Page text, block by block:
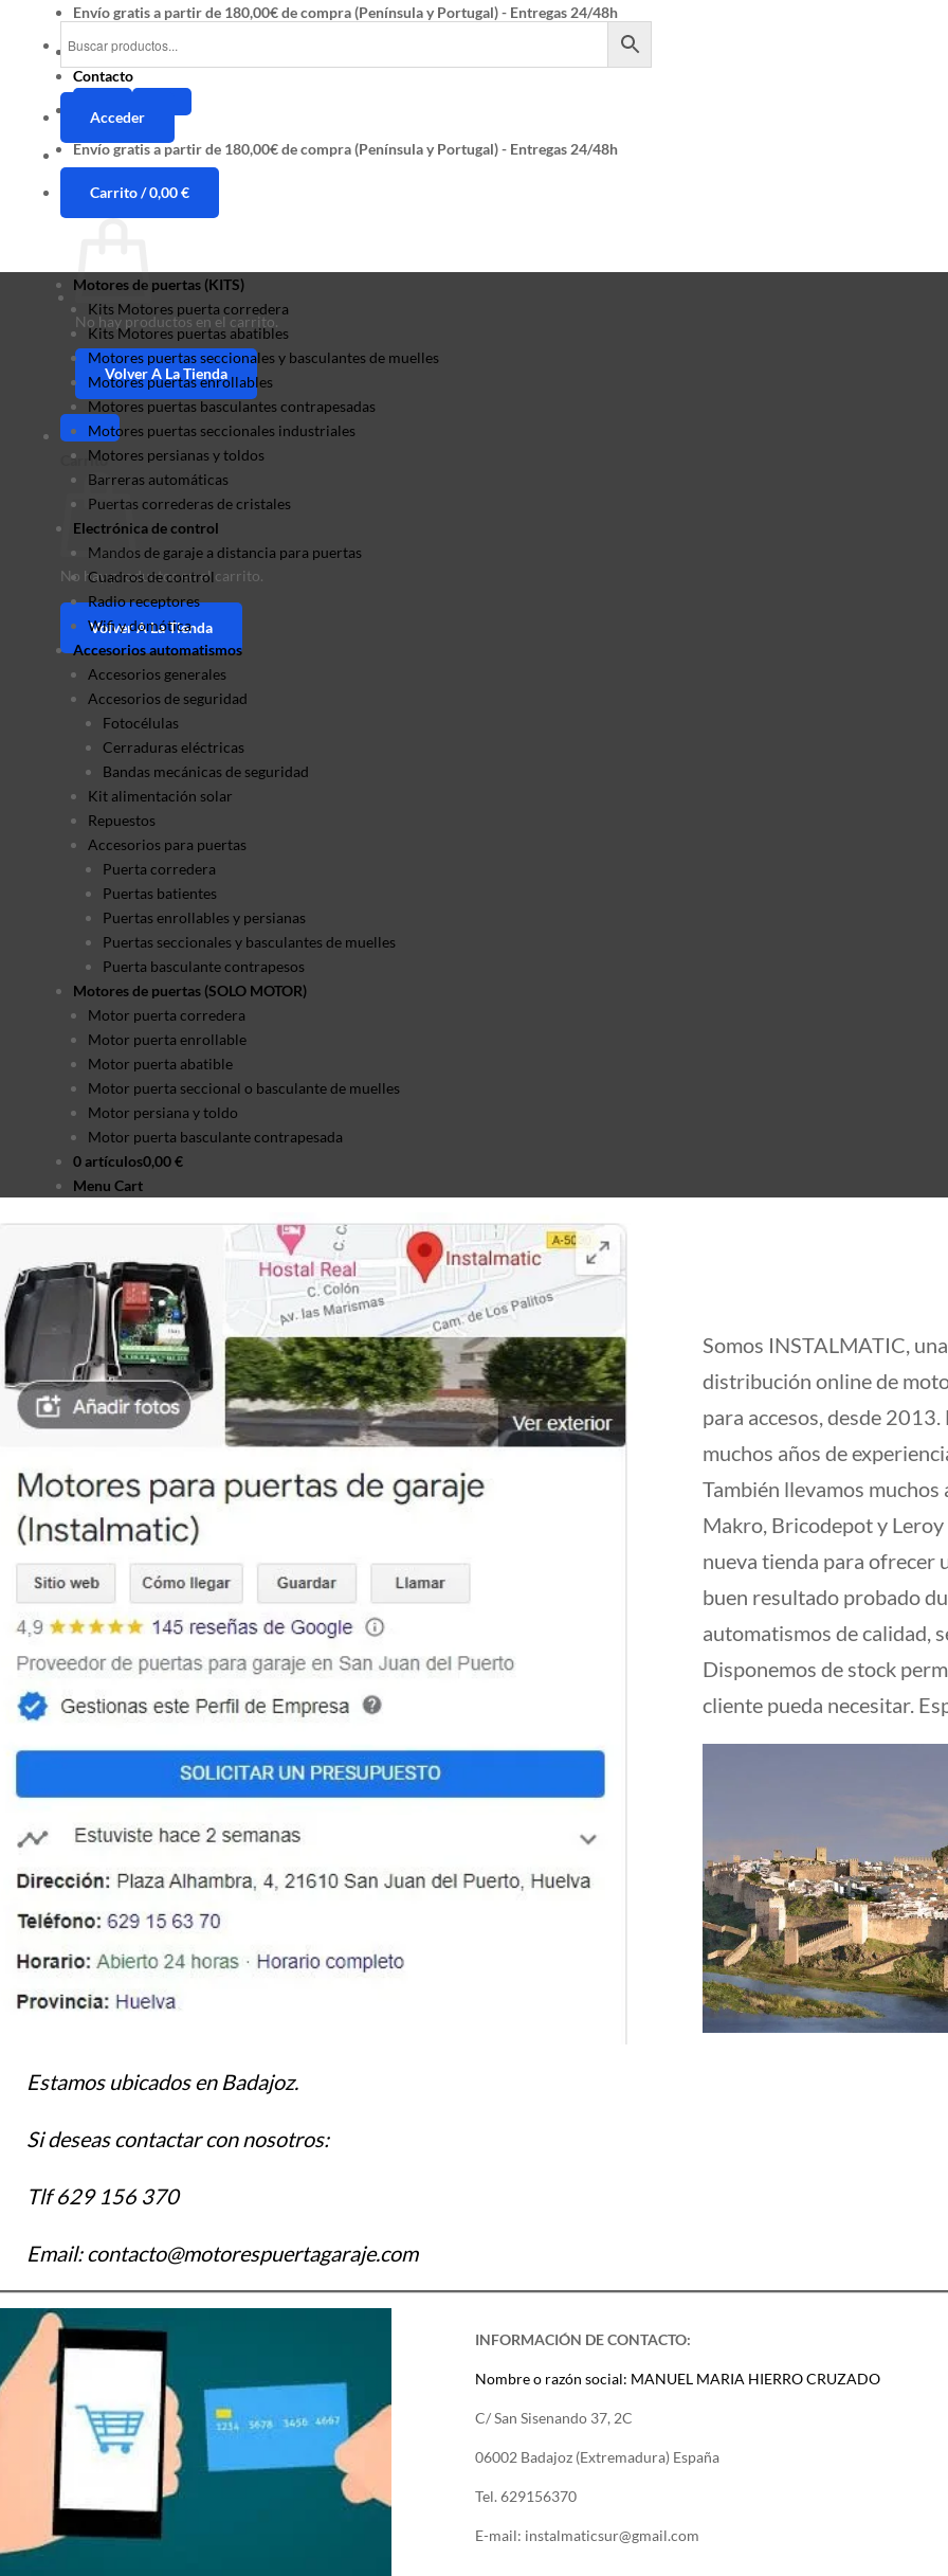
contenido
Envío gratis a partir de 180,00€ de compra (Península y Portugal) - Entregas 24/48h
Seguimiento pedidos
Contacto
Envío gratis a partir de 180,00€ de compra (Península y Portugal) - Entregas 24/48h
Acceder
Carrito /0,00€
No hay productos en el carrito.
Volver A La Tienda
Carrito
No hay productos en el carrito.
Volver A La Tienda
Motores de puertas (KITS)
Kits Motores puerta corredera
Kits Motores puertas abatibles
Motores puertas seccionales y basculantes de muelles
Motores puertas enrollables
Motores puertas basculantes contrapesadas
Motores puertas seccionales industriales
Motores persianas y toldos
Barreras automáticas
Puertas correderas de cristales
Electrónica de control
Mandos de garaje a distancia para puertas
Cuadros de control
Radio receptores
Wifi y domótica
Accesorios automatismos
Accesorios generales
Accesorios de seguridad
Fotocélulas
Cerraduras eléctricas
Bandas mecánicas de seguridad
Kit alimentación solar
Repuestos
Accesorios para puertas
Puerta corredera
Puertas batientes
Puertas enrollables y persianas
Puertas seccionales y basculantes de muelles
Puerta basculante contrapesos
Motores de puertas (SOLO MOTOR)
Motor puerta corredera
Motor puerta enrollable
Motor puerta abatible
Motor puerta seccional o basculante de muelles
Motor persiana y toldo
Motor puerta basculante contrapesada
0 artículos0,00 €
Menu Cart
Somos INSTALMATIC,
distribución online de
para accesos, desde
muchos años de
También llevamos muchos
Makro, Bricodepot y
nueva tienda para ofrecer
buen resultado probado
automatismos de calidad,
Disponemos de stock
cliente pueda necesitar.
Estamos ubicados en Badajoz.
Si deseas contactar con nosotros:
Tlf 629 156 370
Email: contacto@motorespuertagaraje.com
INFORMACIÓN DE CONTACTO:
Nombre o razón social: MANUEL MARIA HIERRO CRUZADO
C/ San Sisenando 37, 2C
06002 Badajoz (Extremadura) España
Tel. 629156370
E-mail: instalmaticsur@gmail.com